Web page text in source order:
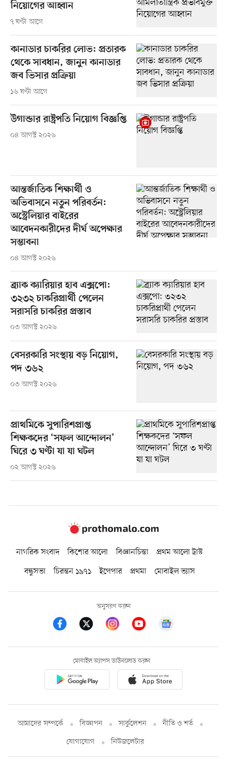
নিয়োগের আহ্বান
৭ ঘণ্টা আগে
কানাডার চাকরির লোভ: প্রতারক
থেকে সাবধান, জানুন কানাডার
জব ভিসার প্রক্রিয়া
১৬ ঘণ্টা আগে
উগান্ডার রাষ্ট্রপতি নিয়োগ বিজ্ঞপ্তি
০৪ আগস্ট ২০২৬
আন্তর্জাতিক শিক্ষার্থী ও
অভিবাসনে নতুন পরিবর্তন:
অস্ট্রেলিয়ার বাইরের
আবেদনকারীদের দীর্ঘ অপেক্ষার
সম্ভাবনা
০৪ আগস্ট ২০২৬
ব্র্যাক ক্যারিয়ার হাব এক্সপো:
৩২৩২ চাকরিপ্রার্থী পেলেন
সরাসরি চাকরির প্রস্তাব
০৩ আগস্ট ২০২৬
বেসরকারি সংস্থায় বড় নিয়োগ,
পদ ৩৬২
০৩ আগস্ট ২০২৬
প্রাথমিকে সুপারিশপ্রাপ্ত
শিক্ষকদের ‘সফল আন্দোলন’
ঘিরে ৩ ঘণ্টা যা যা ঘটল
০২ আগস্ট ২০২৬
নাগরিক সংবাদ কিশোর আলো বিজ্ঞানচিন্তা
প্রথম আলো ট্রাস্ট
বন্ধুসভা
চিরন্তন ১৯৭১ ইপেপার প্রথমা মোবাইল ভ্যাস
অনুসরণ করুন
মোবাইল অ্যাপস ডাউনলোড করুন
আমাদের সম্পর্কে বিজ্ঞাপন সার্কুলেশন
নীতি ও শর্ত
যোগাযোগ
নিউজলেটার